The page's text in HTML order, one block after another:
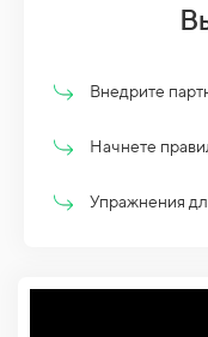
Внедрите
Начнете
Упражнения